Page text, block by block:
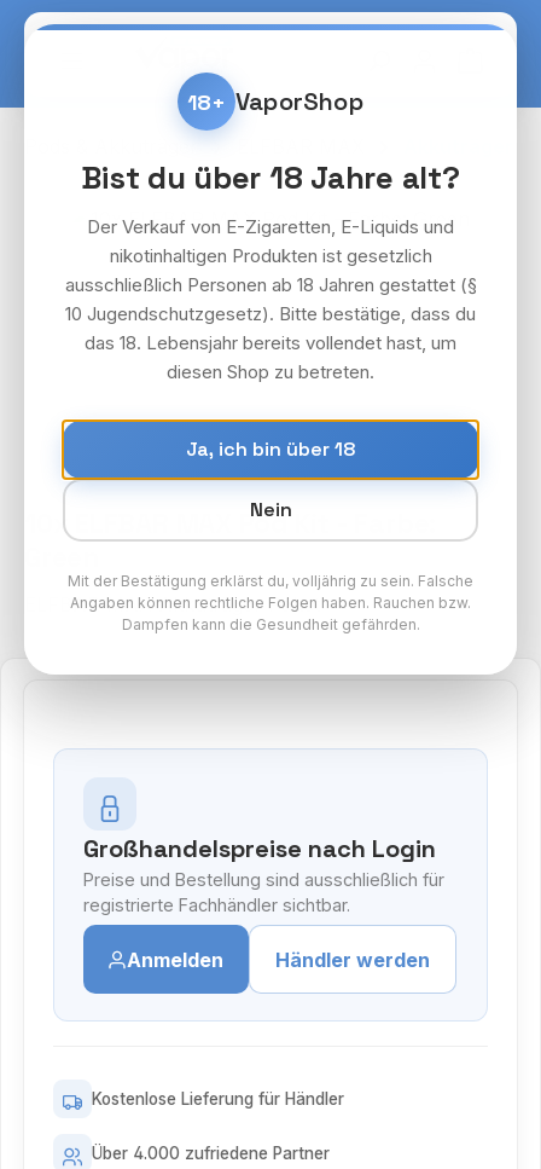
Zum Hauptinhalt springen
Bildergalerie überspringen
10x ELFBAR MAX Pod Kit - Farbe:
ELFBAR MAX Akkuträger Paket
Großhandelspreise nach Login
Preise und Bestellung sind ausschließlich für
registrierte Fachhändler sichtbar.
Anmelden Händler werden
Kostenlose Lieferung für Händler
Über 4.000 zufriedene Partner
18+ VaporShop
Bist du über 18 Jahre alt?
Der Verkauf von E-Zigaretten, E-Liquids und
nikotinhaltigen Produkten ist gesetzlich
ausschließlich Personen ab 18 Jahren gestattet (§
10 Jugendschutzgesetz). Bitte bestätige, dass du
das 18. Lebensjahr bereits vollendet hast, um
diesen Shop zu betreten.
Ja, ich bin über 18
Nein
Mit der Bestätigung erklärst du, volljährig zu sein. Falsche
Angaben können rechtliche Folgen haben. Rauchen bzw.
Dampfen kann die Gesundheit gefährden.